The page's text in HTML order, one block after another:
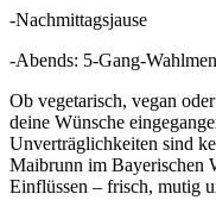
-Nachmittagsjause
-Abends: 5-Gang-
Ob vegetarisch, vegan
deine Wünsche
Unverträglichkeiten sind
Maibrunn im Bayerischen
Einflüssen – frisch, mutig